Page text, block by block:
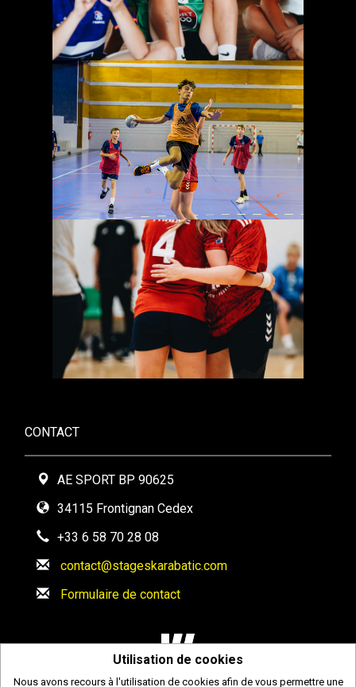
CONTACT
AE SPORT BP 90625
34115 Frontignan Cedex
+33 6 58 70 28 08
contact@stageskarabatic.com
Formulaire de contact
Utilisation de cookies
Nous avons recours à l'utilisation de cookies afin de vous permettre une